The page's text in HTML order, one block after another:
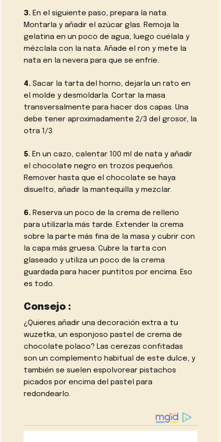
3.En el siguiente paso, prepara la nata.
Montarla y añadir el azúcar glas. Remoja la
gelatina en un poco de agua, luego cuélala y
mézclala con la nata. Añade el ron y mete la
nata en la nevera para que se enfríe.
4. Sacar la tarta del horno, dejarla un rato en
el molde y desmoldarla. Cortar la masa
transversalmente para hacer dos capas. Una
debe tener aproximadamente 2/3 del grosor, la
otra 1/3.
5. En un cazo, calentar 100 ml de nata y añadir
el chocolate negro en trozos pequeños.
Remover hasta que el chocolate se haya
disuelto, añadir la mantequilla y mezclar.
6. Reserva un poco de la crema de relleno
para utilizarla más tarde. Extender la crema
sobre la parte más fina de la masa y cubrir con
la capa más gruesa. Cubre la tarta con
glaseado y utiliza un poco de la crema
guardada para hacer puntitos por encima. Eso
es todo.
Consejo :
¿Quieres añadir una decoración extra a tu
wuzetka, un esponjoso pastel de crema de
chocolate polaco? Las cerezas confitadas
son un complemento habitual de este dulce, y
también se suelen espolvorear pistachos
picados por encima del pastel para
redondearlo.